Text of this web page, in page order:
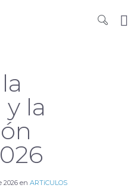
la
2026 en ARTíCULOS